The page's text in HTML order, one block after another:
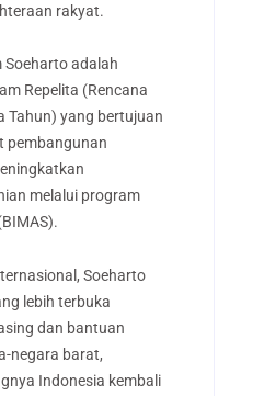
rakyat.
adalah
Repelita (Rencana
Tahun) yang bertujuan
pembangunan
melalui program
Soeharto
lebih terbuka
dan bantuan
negara barat,
Indonesia kembali